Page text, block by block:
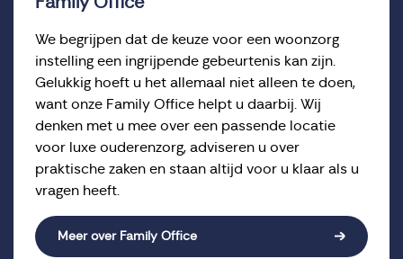
We begrijpen dat de keuze voor een woonzorg
instelling een ingrijpende gebeurtenis kan zijn.
Gelukkig hoeft u het allemaal niet alleen te doen,
want onze Family Office helpt u daarbij. Wij
denken met u mee over een passende locatie
voor luxe ouderenzorg, adviseren u over
praktische zaken en staan altijd voor u klaar als u
vragen heeft.
Meer over Family Office